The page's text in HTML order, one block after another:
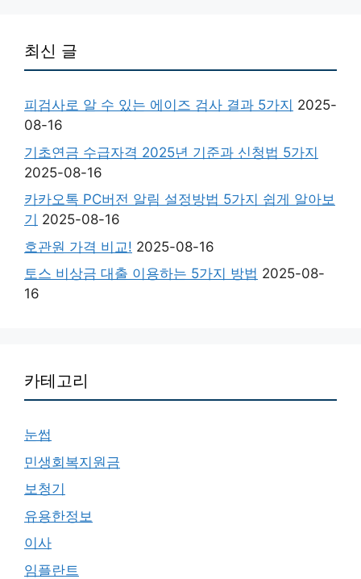
최신 글
피검사로 알 수 있는 에이즈 검사 결과 5가지 2025-
08-16
기초연금 수급자격 2025년 기준과 신청법 5가지
2025-08-16
카카오톡 PC버전 알림 설정방법 5가지 쉽게 알아보
기 2025-08-16
호관원 가격 비교! 2025-08-16
토스 비상금 대출 이용하는 5가지 방법 2025-08-
16
카테고리
눈썹
민생회복지원금
보청기
유용한정보
이사
임플란트